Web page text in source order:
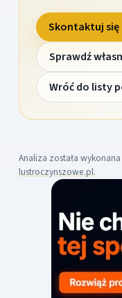
Skontaktuj się
Sprawdź
Wróć do listy
Analiza została
lustroczynszowe.pl.